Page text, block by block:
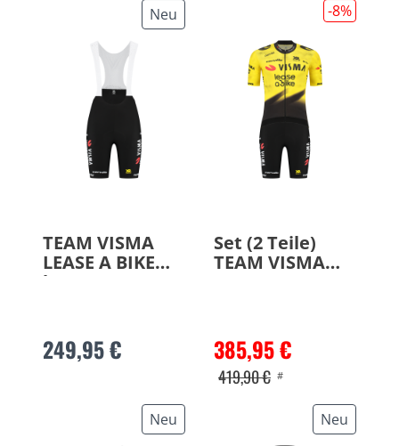
Neu
TEAM VISMA
LEASE A BIKE
kurze
249,95 €
-8%
Set (2 Teile)
TEAM VISMA
385,95 €
419,90 € #
Neu Neu